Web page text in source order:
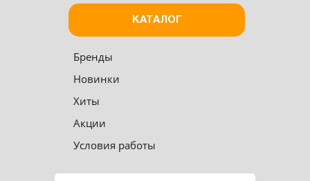
КАТАЛОГ
Бренды
Новинки
Хиты
Акции
Условия работы